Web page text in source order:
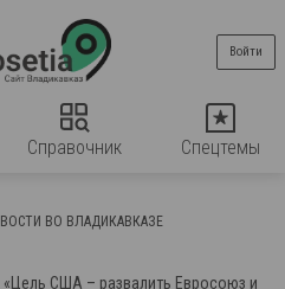
Справочник Спецтемы
Войти
ВО ВЛАДИКАВКАЗЕ
«Цель США – развалить Евросоюз и